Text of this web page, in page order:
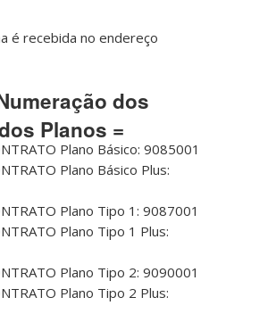
é recebida no endereço
dos
Planos =
Plano Básico: 9085001
Plano Básico Plus:
Plano Tipo 1: 9087001
Plano Tipo 1 Plus:
Plano Tipo 2: 9090001
Plano Tipo 2 Plus: